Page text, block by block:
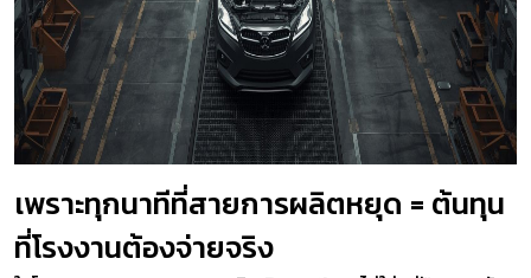
เพราะทุกนาทีที่สายการผลิตหยุด = ต้นทุน
ที่โรงงานต้องจ่ายจริง